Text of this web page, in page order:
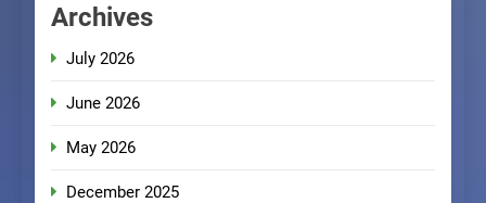
Archives
July 2026
June 2026
May 2026
December 2025